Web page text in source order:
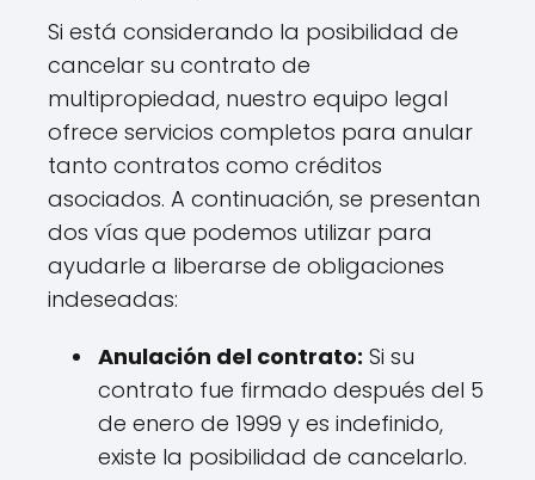
Si está considerando la posibilidad de
cancelar su contrato de
multipropiedad, nuestro equipo legal
ofrece servicios completos para anular
tanto contratos como créditos
asociados. A continuación, se presentan
dos vías que podemos utilizar para
ayudarle a liberarse de obligaciones
indeseadas:
Anulación del contrato: Si su
contrato fue firmado después del 5
de enero de 1999 y es indefinido,
existe la posibilidad de cancelarlo.